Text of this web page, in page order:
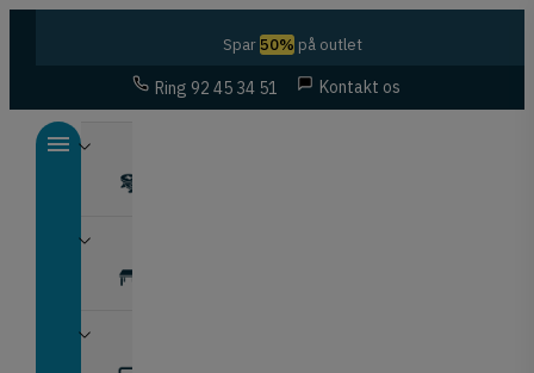
Spar50% på outlet
Ring 92 45 34 51 Kontakt os